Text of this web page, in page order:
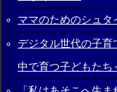
ママのためのシュタ
デジタル世代の子
中で育つ子どもたち